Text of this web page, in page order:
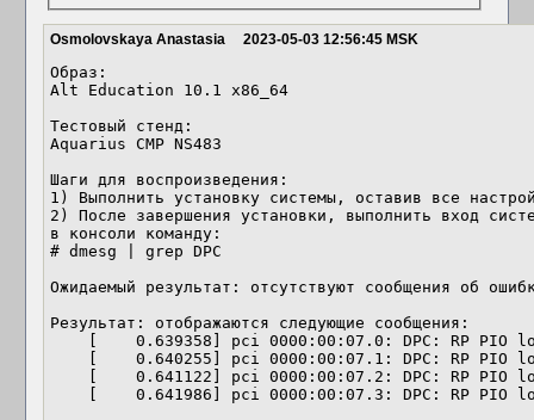
Osmolovskaya Anastasia 2023-05-03 12:56:45 MSK
Образ:
Alt Education 10.1 x86_64
Тестовый стенд:
Aquarius CMP NS483
Шаги для воспроизведения:
1) Выполнить установку системы, оставив все
2) После завершения установки, выполнить вход
в консоли команду:
# dmesg | grep DPC
Ожидаемый результат: отсутствуют сообщения об
Результат: отображаются следующие сообщения: